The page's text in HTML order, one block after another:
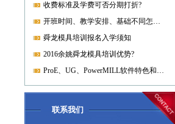
收费标准及学费可否分期打折?
开班时间、教学安排、基础不同怎样开课?
舜龙模具培训报名入学须知
2016余姚舜龙模具培训优势?
ProE、UG、PowerMILL软件特色和优势?
联系我们